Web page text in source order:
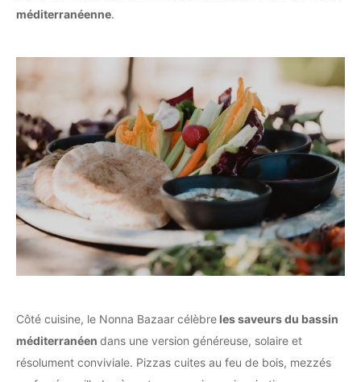
méditerranéenne.
Côté cuisine, le Nonna Bazaar célèbreles saveurs du bassin
méditerranéen dans une version généreuse, solaire et
résolument conviviale. Pizzas cuites au feu de bois, mezzés